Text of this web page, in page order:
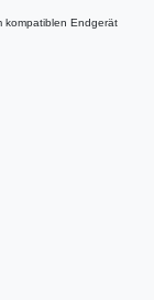
kompatiblen Endgerät